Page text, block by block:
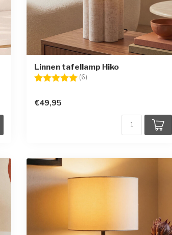
Linnen tafellamp Hiko
Beoordeling: (6)
€49,95